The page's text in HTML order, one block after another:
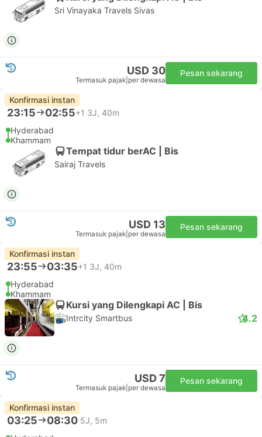
Sri Vinayaka Travels Sivas
USD 30
Termasuk pajak per dewasa
Pesan sekarang
Konfirmasi instan
23:15 02:55+1 3J, 40m
Hyderabad
Khammam
Tempat tidur berAC | Bis
Sairaj Travels
USD 13
Termasuk pajak per dewasa
Pesan sekarang
Konfirmasi instan
23:55 03:35+1 3J, 40m
Hyderabad
Khammam
Kursi yang Dilengkapi AC | Bis
Intrcity Smartbus 4.2
USD 7
Termasuk pajak per dewasa
Pesan sekarang
Konfirmasi instan
03:25 08:30 5J, 5m